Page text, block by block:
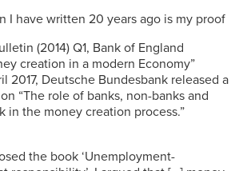
I have written 20 years ago is my proof
(2014) Q1, Bank of England
creation in a modern Economy”
2017, Deutsche Bundesbank released a
“The role of banks, non-banks and
in the money creation process.”
the book ‘Unemployment-